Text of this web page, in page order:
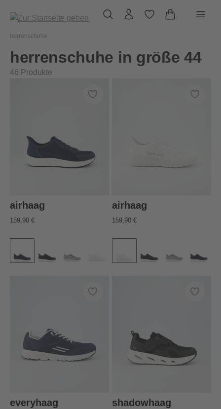
springen
herrenschuhe
herrenschuhe in größe 44
46 Produkte
airhaag
159,90 €
airhaag
159,90 €
everyhaag shadowhaag